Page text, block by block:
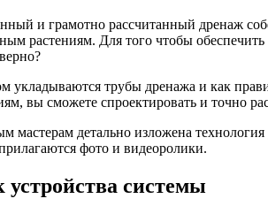
и грамотно рассчитанный дренаж
растениям. Для того чтобы
укладываются трубы дренажа и как
вы сможете спроектировать и точно
мастерам детально изложена
фото и видеоролики.
устройства системы